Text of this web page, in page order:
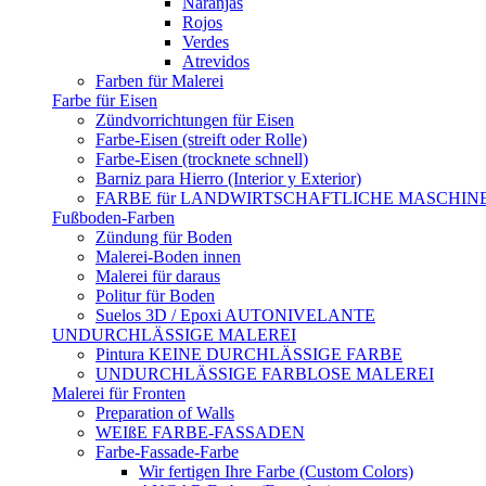
Rojos
Verdes
Atrevidos
Farben für Malerei
Farbe für Eisen
Zündvorrichtungen für Eisen
Farbe-Eisen (streift oder Rolle)
Farbe-Eisen (trocknete schnell)
Barniz para Hierro (Interior y Exterior)
FARBE für LANDWIRTSCHAFTLICHE
Fußboden-Farben
Zündung für Boden
Malerei-Boden innen
Malerei für daraus
Politur für Boden
Suelos 3D / Epoxi AUTONIVELANTE
UNDURCHLÄSSIGE MALEREI
Pintura KEINE DURCHLÄSSIGE FARBE
UNDURCHLÄSSIGE FARBLOSE MALEREI
Malerei für Fronten
Preparation of Walls
WEIßE FARBE-FASSADEN
Farbe-Fassade-Farbe
Wir fertigen Ihre Farbe (Custom Colors)